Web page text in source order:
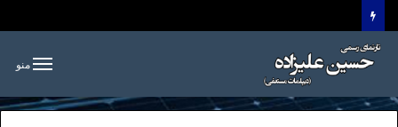
منو